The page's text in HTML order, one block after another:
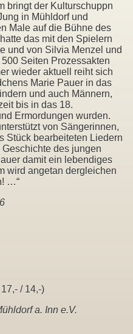
bringt der Kulturschuppn
in Mühldorf und
Male auf die Bühne des
das mit den Spielern
und von Silvia Menzel und
Seiten Prozessakten
wieder aktuell reiht sich
Marie Pauer in das
und auch Männern,
bis in das 18.
Ermordungen wurden.
von Sängerinnen,
Stück bearbeiteten Liedern
des jungen
damit ein lebendiges
wird angetan dergleichen
…“
/ 14,-)
a. Inn e.V.